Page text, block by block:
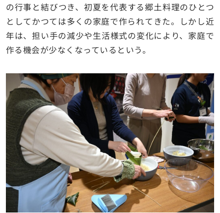
の行事と結びつき、初夏を代表する郷土料理のひとつ
としてかつては多くの家庭で作られてきた。しかし近
年は、担い手の減少や生活様式の変化により、家庭で
作る機会が少なくなっているという。